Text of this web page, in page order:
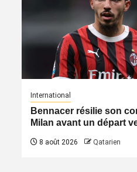
International
Bennacer résilie son
Milan avant un départ
8 août 2026 Qatarien